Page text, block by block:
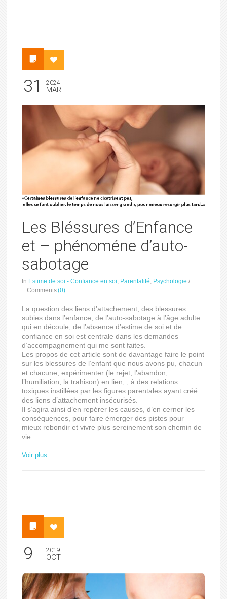
31 2024
MAR
Les Bléssures d’Enfance
et – phénoméne d’auto-
sabotage
In Estime de soi - Confiance en soi, Parentalité, Psychologie /
Comments(0)
La question des liens d’attachement, des blessures
subies dans l’enfance, de l’auto-sabotage à l’âge adulte
qui en découle, de l’absence d’estime de soi et de
confiance en soi est centrale dans les demandes
d’accompagnement qui me sont faites.
Les propos de cet article sont de davantage faire le point
sur les blessures de l’enfant que nous avons pu, chacun
et chacune, expérimenter (le rejet, l’abandon,
l’humiliation, la trahison) en lien, , à des relations
toxiques instillées par les figures parentales ayant créé
des liens d’attachement insécurisés.
Il s’agira ainsi d’en repérer les causes, d’en cerner les
conséquences, pour faire émerger des pistes pour
mieux rebondir et vivre plus sereinement son chemin de
vie
Voir plus
9 2019
OCT